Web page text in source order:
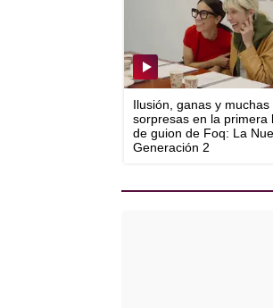
Ilusión, ganas y muchas
sorpresas en la primera
de guion de Foq: La
Generación 2